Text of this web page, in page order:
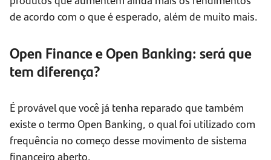
de acordo com o que é esperado, além de muito mais.
Open Finance e Open Banking: será que
tem diferença?
É provável que você já tenha reparado que também
existe o termo Open Banking, o qual foi utilizado com
frequência no começo desse movimento de sistema
financeiro aberto.